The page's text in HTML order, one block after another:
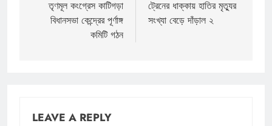
navigation
তৃণমূল কংগ্রেস কাটিগড়া
বিধানসভা কেন্দ্রের পূর্ণাঙ্গ
কমিটি গঠন
ট্রেনের ধাক্কায় হাতির মৃত্যুর
সংখ্যা বেড়ে দাঁড়াল ২
LEAVE A REPLY